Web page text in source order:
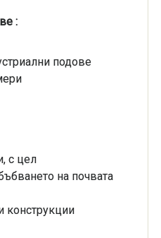
:
подове
с цел
на почвата
конструкции